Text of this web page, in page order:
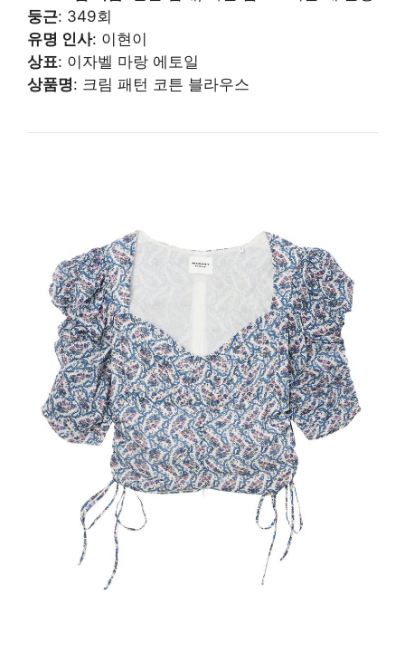
둥근: 349회
유명 인사: 이현이
상표: 이자벨 마랑 에토일
상품명: 크림 패턴 코튼 블라우스